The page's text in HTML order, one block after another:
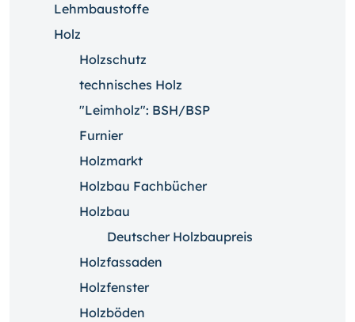
Lehmbaustoffe
Holz
Holzschutz
technisches Holz
"Leimholz": BSH/BSP
Furnier
Holzmarkt
Holzbau Fachbücher
Holzbau
Deutscher Holzbaupreis
Holzfassaden
Holzfenster
Holzböden